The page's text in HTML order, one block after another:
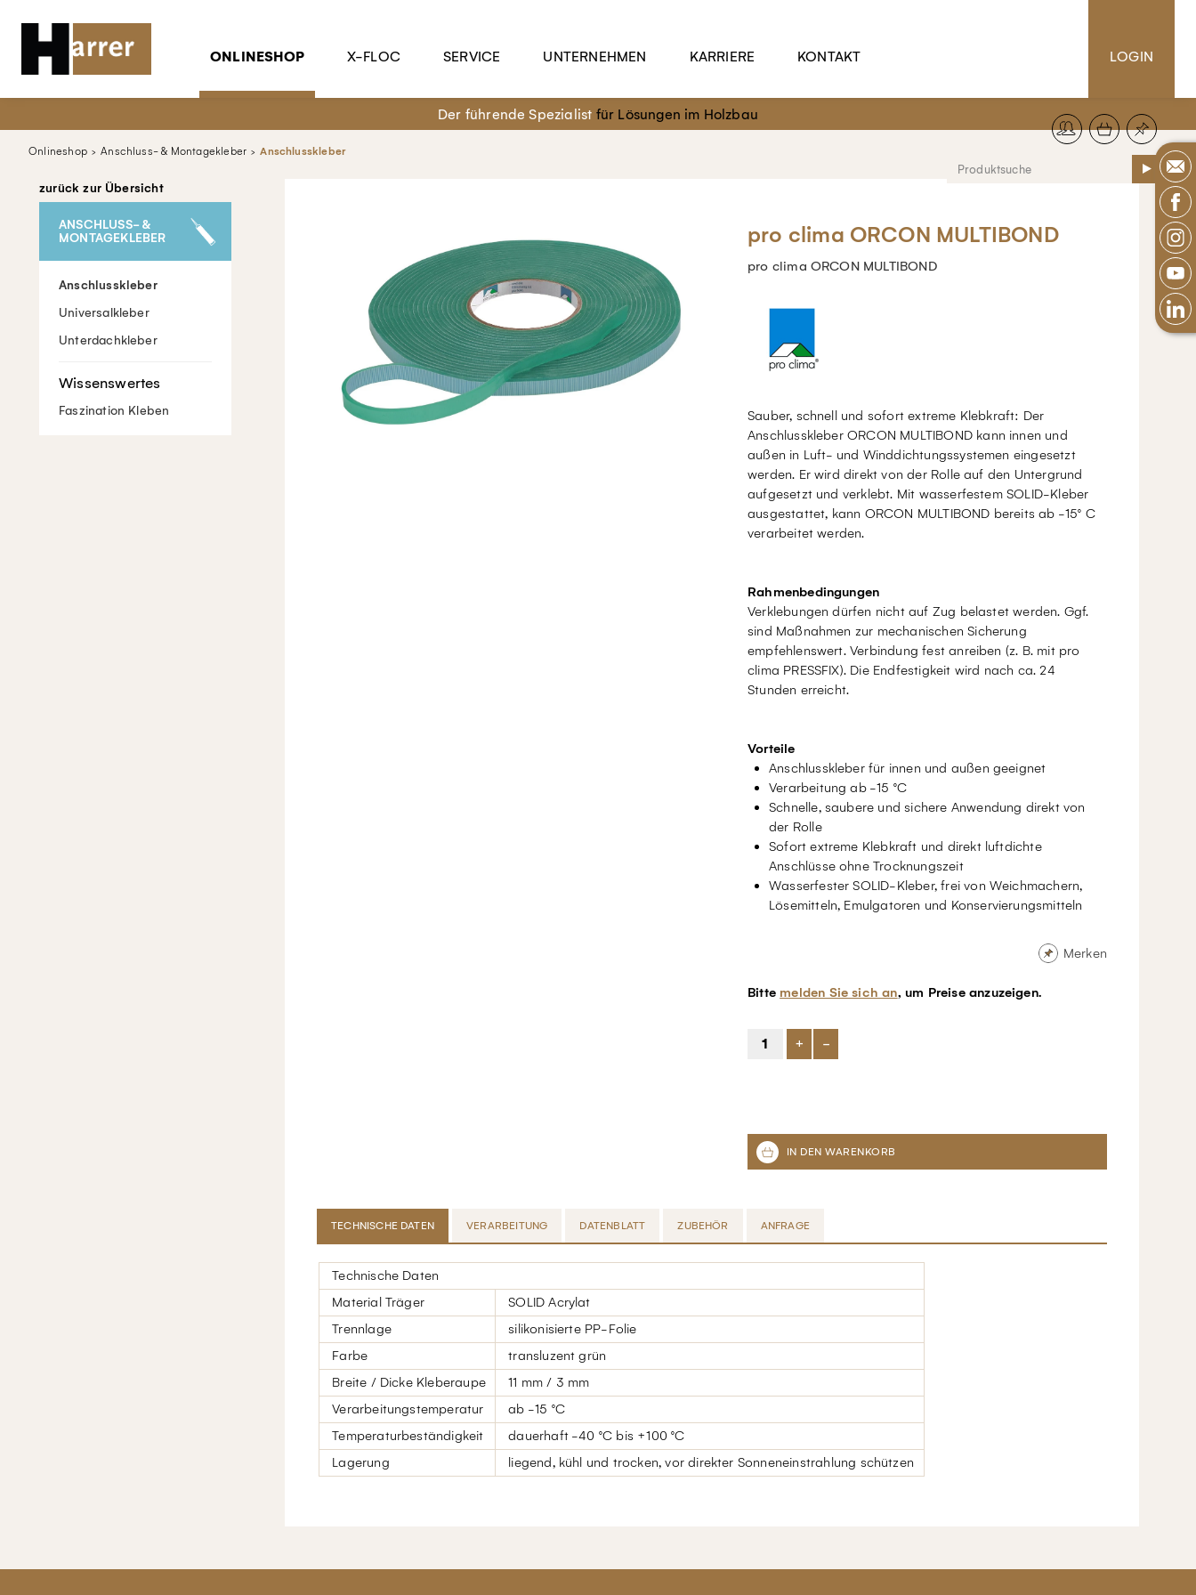
ONLINESHOP X-FLOC SERVICE UNTERNEHMEN KARRIERE KONTAKT LOGIN
Der führende Spezialist für Lösungen im Holzbau
Onlineshop Anschluss- & Montagekleber Anschlusskleber
zurück zur Übersicht
ANSCHLUSS- &
MONTAGEKLEBER
Anschlusskleber
Universalkleber
Unterdachkleber
Faszination Kleben
pro clima ORCON MULTIBOND
pro clima ORCON MULTIBOND
Sauber, schnell und sofort extreme Klebkraft: Der
Anschlusskleber ORCON MULTIBOND kann innen und
außen in Luft- und Winddichtungssystemen eingesetzt
werden. Er wird direkt von der Rolle auf den Untergrund
aufgesetzt und verklebt. Mit wasserfestem SOLID-Kleber
ausgestattet, kann ORCON MULTIBOND bereits ab -15° C
verarbeitet werden.
Rahmenbedingungen
Verklebungen dürfen nicht auf Zug belastet werden. Ggf.
sind Maßnahmen zur mechanischen Sicherung
empfehlenswert. Verbindung fest anreiben (z. B. mit pro
clima PRESSFIX). Die Endfestigkeit wird nach ca. 24
Stunden erreicht.
Vorteile
Anschlusskleber für innen und außen geeignet
Verarbeitung ab -15 °C
Schnelle, saubere und sichere Anwendung direkt von
der Rolle
Sofort extreme Klebkraft und direkt luftdichte
Anschlüsse ohne Trocknungszeit
Wasserfester SOLID-Kleber, frei von Weichmachern,
Lösemitteln, Emulgatoren und Konservierungsmitteln
Merken
Bitte melden Sie sich an, um Preise anzuzeigen.
+ -
TECHNISCHE DATEN VERARBEITUNG DATENBLATT ZUBEHÖR ANFRAGE
Technische Daten
Material Träger
SOLID Acrylat
Trennlage
silikonisierte PP-Folie
Farbe
transluzent grün
Breite / Dicke Kleberaupe
11 mm / 3 mm
Verarbeitungstemperatur
ab -15 °C
Temperaturbeständigkeit
dauerhaft -40 °C bis +100 °C
Lagerung
liegend, kühl und trocken, vor direkter Sonneneinstrahlung schützen